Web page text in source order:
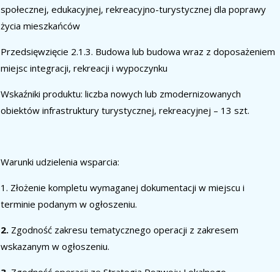
społecznej, edukacyjnej, rekreacyjno-turystycznej dla poprawy
życia mieszkańców
Przedsięwzięcie 2.1.3. Budowa lub budowa wraz z doposażeniem
miejsc integracji, rekreacji i wypoczynku
Wskaźniki produktu:liczba nowych lub zmodernizowanych
obiektów infrastruktury turystycznej, rekreacyjnej – 13 szt.
Warunki udzielenia wsparcia:
1. Złożenie kompletu wymaganej dokumentacji w miejscu i
terminie podanym w ogłoszeniu.
2. Zgodność zakresu tematycznego operacji z zakresem
wskazanym w ogłoszeniu.